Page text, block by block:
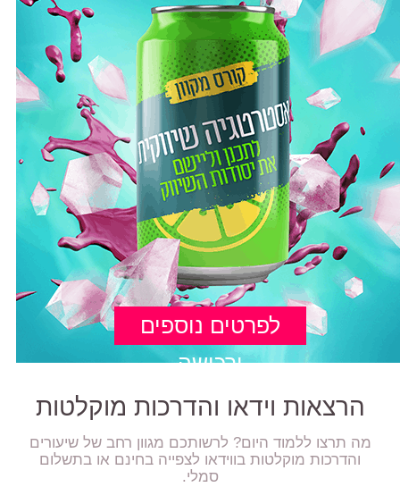
לפרטים נוספים
ורכישה
הרצאות וידאו והדרכות מוקלטות
מה תרצו ללמוד היום? לרשותכם מגוון רחב של שיעורים
והדרכות מוקלטות בווידאו לצפייה בחינם או בתשלום
סמלי.